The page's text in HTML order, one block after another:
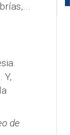
Y,
de